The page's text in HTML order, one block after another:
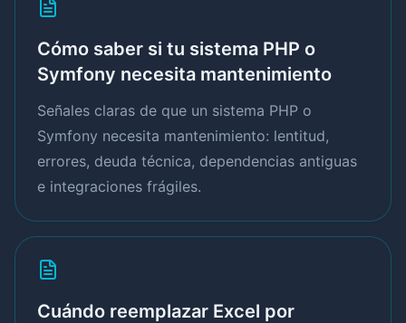
Cómo saber si tu sistema PHP o
Symfony necesita mantenimiento
Señales claras de que un sistema PHP o
Symfony necesita mantenimiento: lentitud,
errores, deuda técnica, dependencias antiguas
e integraciones frágiles.
Cuándo reemplazar Excel por